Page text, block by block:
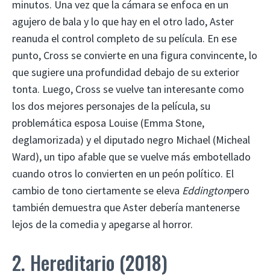
minutos. Una vez que la cámara se enfoca en un
agujero de bala y lo que hay en el otro lado, Aster
reanuda el control completo de su película. En ese
punto, Cross se convierte en una figura convincente, lo
que sugiere una profundidad debajo de su exterior
tonta. Luego, Cross se vuelve tan interesante como
los dos mejores personajes de la película, su
problemática esposa Louise (Emma Stone,
deglamorizada) y el diputado negro Michael (Micheal
Ward), un tipo afable que se vuelve más embotellado
cuando otros lo convierten en un peón político. El
cambio de tono ciertamente se eleva Eddingtonpero
también demuestra que Aster debería mantenerse
lejos de la comedia y apegarse al horror.
2. Hereditario (2018)